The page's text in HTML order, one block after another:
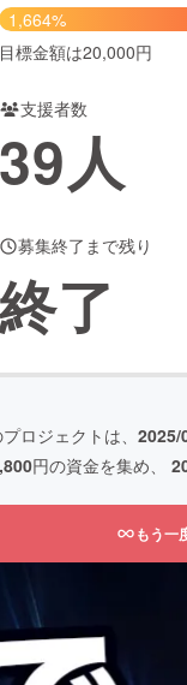
ルスケア
1,664%
目標金額は20,000円
支援者数
39人
募集終了まで残り
終了
ロジェクトは、 2025/
円の資金を集め、
もう一